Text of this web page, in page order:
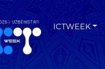
ICTWEEK